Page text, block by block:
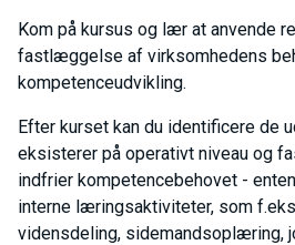
Kom på kursus og lær at anvende
fastlæggelse af virksomhedens
kompetenceudvikling.
Efter kurset kan du identificere de
eksisterer på operativt niveau og
indfrier kompetencebehovet -
interne læringsaktiviteter, som
vidensdeling, sidemandsoplæring,